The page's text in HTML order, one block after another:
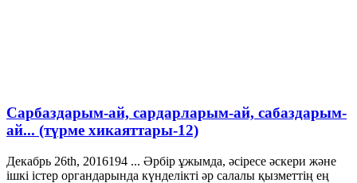
Сарбаздарым-ай, сардарларым-ай, сабаздарым-
ай... (түрме хикаяттары-12)
Декабрь 26th, 2016194 ... Әрбір ұжымда, әсіресе әскери және
ішкі істер органдарында күнделікті әр салалы қызметтің ең